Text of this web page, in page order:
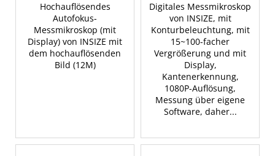
Hochauflösendes
Autofokus-
Messmikroskop (mit
Display) von INSIZE mit
dem hochauflösenden
Bild (12M)
Digitales Messmikroskop
von INSIZE, mit
Konturbeleuchtung, mit
15~100-facher
Vergrößerung und mit
Display,
Kantenerkennung,
1080P-Auflösung,
Messung über eigene
Software, daher...